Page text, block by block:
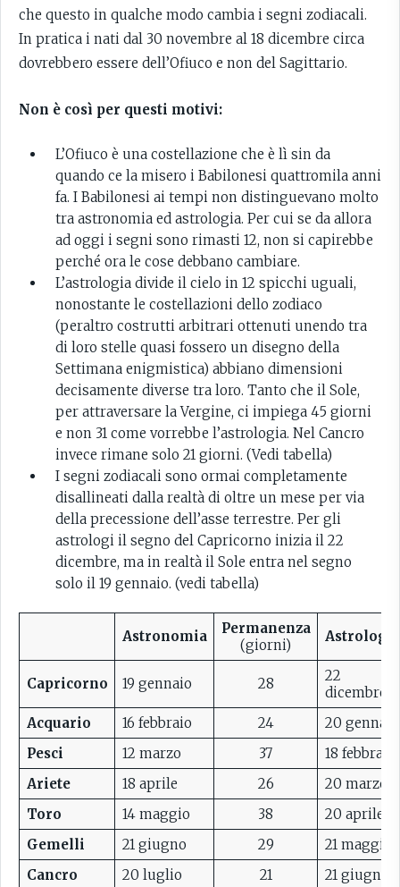
che questo in qualche modo cambia i segni zodiacali.
In pratica i nati dal 30 novembre al 18 dicembre circa
dovrebbero essere dell’Ofiuco e non del Sagittario.
Non è così per questi motivi:
L’Ofiuco è una costellazione che è lì sin da
quando ce la misero i Babilonesi quattromila anni
fa. I Babilonesi ai tempi non distinguevano molto
tra astronomia ed astrologia. Per cui se da allora
ad oggi i segni sono rimasti 12, non si capirebbe
perché ora le cose debbano cambiare.
L’astrologia divide il cielo in 12 spicchi uguali,
nonostante le costellazioni dello zodiaco
(peraltro costrutti arbitrari ottenuti unendo tra
di loro stelle quasi fossero un disegno della
Settimana enigmistica) abbiano dimensioni
decisamente diverse tra loro. Tanto che il Sole,
per attraversare la Vergine, ci impiega 45 giorni
e non 31 come vorrebbe l’astrologia. Nel Cancro
invece rimane solo 21 giorni. (Vedi tabella)
I segni zodiacali sono ormai completamente
disallineati dalla realtà di oltre un mese per via
della precessione dell’asse terrestre. Per gli
astrologi il segno del Capricorno inizia il 22
dicembre, ma in realtà il Sole entra nel segno
solo il 19 gennaio. (vedi tabella)
Astronomia
Permanenza
(giorni)
Astrologia
Capricorno 19 gennaio 28
22
dicembre
Acquario
16 febbraio 24
20 gennaio
Pesci
12 marzo 37
18 febbraio
Ariete
18 aprile 26
20 marzo
Toro
14 maggio 38
20 aprile
Gemelli
21 giugno 29
21 maggio
Cancro
20 luglio 21 21 giugno